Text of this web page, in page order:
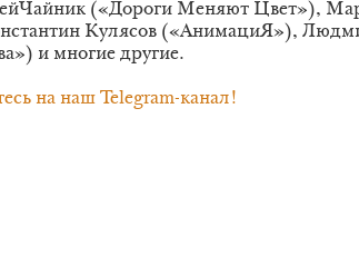
(«Дороги Меняют Цвет»),
Кулясов («АнимациЯ»),
и многие другие.
на наш Telegram-канал!